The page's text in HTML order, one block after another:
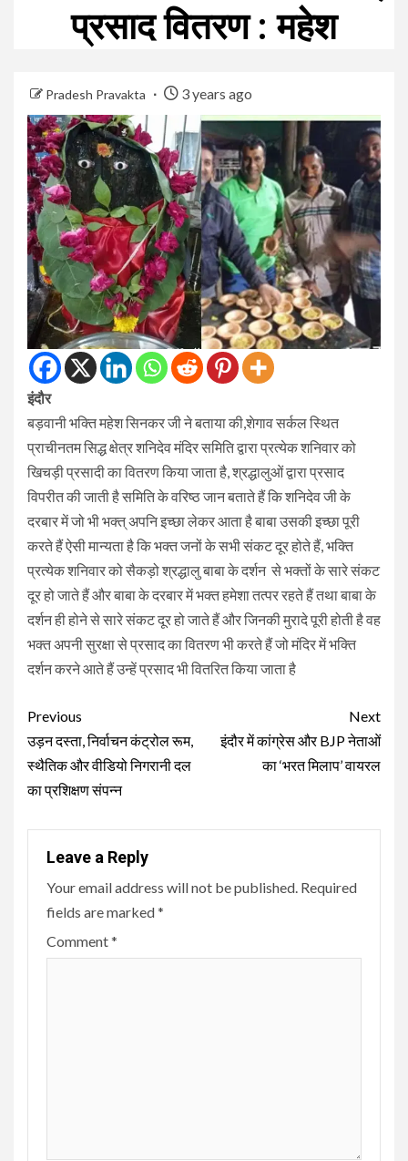
प्रसाद वितरण : महेश
Pradesh Pravakta 3 years ago
इंदौर
बड़वानी भक्ति महेश सिनकर जी ने बताया की,शेगाव सर्कल स्थित
प्राचीनतम सिद्ध क्षेत्र शनिदेव मंदिर समिति द्वारा प्रत्येक शनिवार को
खिचड़ी प्रसादी का वितरण किया जाता है, श्रद्धालुओं द्वारा प्रसाद
विपरीत की जाती है समिति के वरिष्ठ जान बताते हैं कि शनिदेव जी के
दरबार में जो भी भक्त् अपनि इच्छा लेकर आता है बाबा उसकी इच्छा पूरी
करते हैं ऐसी मान्यता है कि भक्त जनों के सभी संकट दूर होते हैं, भक्ति
प्रत्येक शनिवार को सैकड़ो श्रद्धालु बाबा के दर्शन से भक्तों के सारे संकट
दूर हो जाते हैं और बाबा के दरबार में भक्त हमेशा तत्पर रहते हैं तथा बाबा के
दर्शन ही होने से सारे संकट दूर हो जाते हैं और जिनकी मुरादे पूरी होती है वह
भक्त अपनी सुरक्षा से प्रसाद का वितरण भी करते हैं जो मंदिर में भक्ति
दर्शन करने आते हैं उन्हें प्रसाद भी वितरित किया जाता है
Continue
Reading
Previous
उड़न दस्ता, निर्वाचन कंट्रोल रूम,
स्थैतिक और वीडियो निगरानी दल
का प्रशिक्षण संपन्न
Next
इंदौर में कांग्रेस और BJP नेताओं
का ‘भरत मिलाप’ वायरल
Leave a Reply
Your email address will not be published. Required
fields are marked*
Comment*